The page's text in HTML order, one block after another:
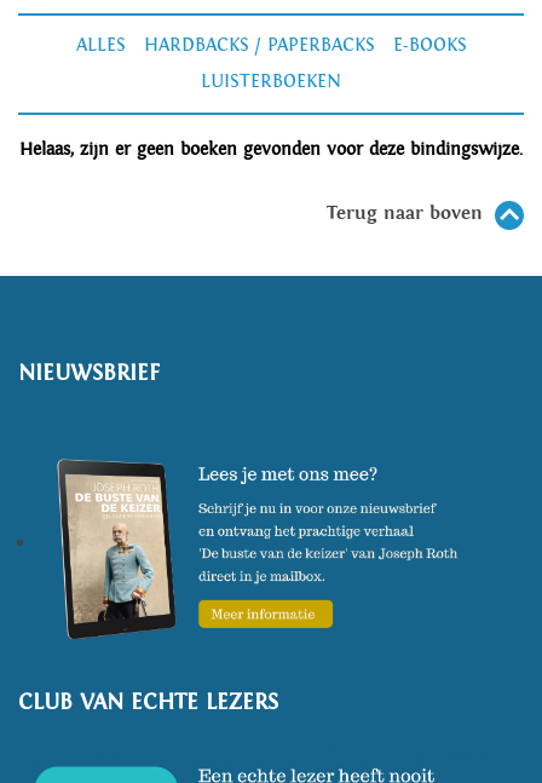
ALLES HARDBACKS / PAPERBACKS
E-BOOKS
LUISTERBOEKEN
Helaas, zijn er geen boeken gevonden voor deze bindingswijze.
Terug naar boven
NIEUWSBRIEF
CLUB VAN ECHTE LEZERS